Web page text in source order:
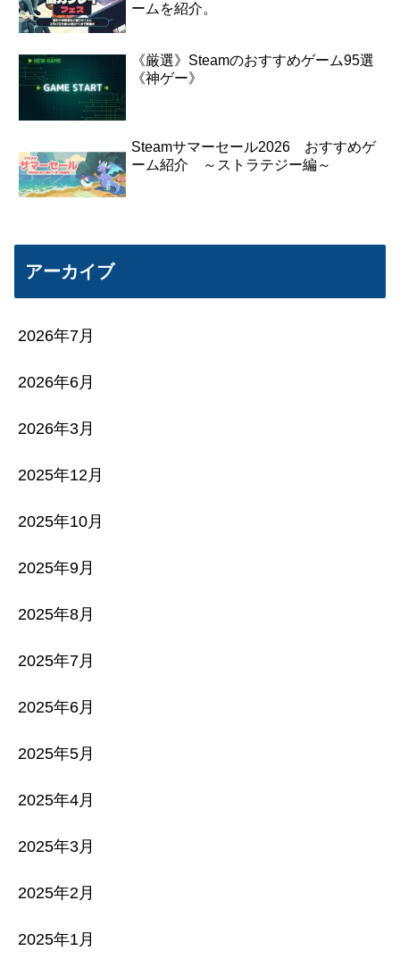
ームを紹介。
《厳選》Steamのおすすめゲーム95選
《神ゲー》
Steamサマーセール2026 おすすめゲ
ーム紹介 ～ストラテジー編～
アーカイブ
2026年7月
2026年6月
2026年3月
2025年12月
2025年10月
2025年9月
2025年8月
2025年7月
2025年6月
2025年5月
2025年4月
2025年3月
2025年2月
2025年1月